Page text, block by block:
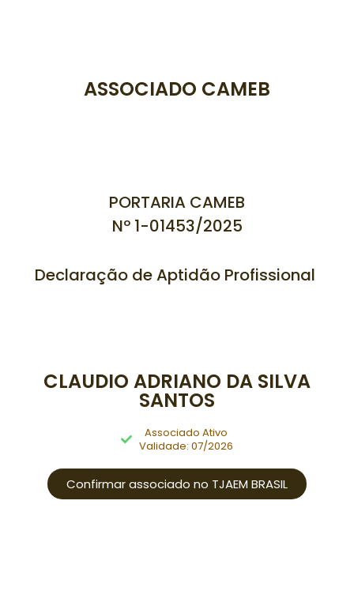
ASSOCIADO CAMEB
PORTARIA CAMEB
Nº 1-01453/2025
Declaração de Aptidão Profissional
CLAUDIO ADRIANO DA SILVA
SANTOS
Associado Ativo
Validade: 07/2026
Confirmar associado no TJAEM BRASIL